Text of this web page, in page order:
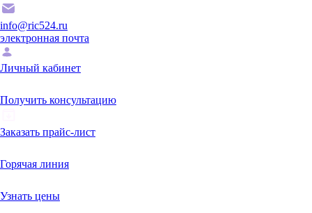
info@ric524.ru
электронная почта
Личный кабинет
Получить консультацию
Заказать прайс-лист
Горячая линия
Узнать цены